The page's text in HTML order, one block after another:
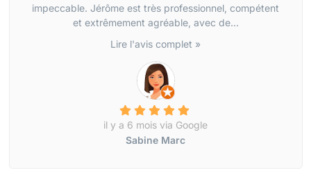
impeccable. Jérôme est très professionnel, compétent
et extrêmement agréable, avec de...
Lire l'avis complet »
il y a 6 mois via Google
Sabine Marc